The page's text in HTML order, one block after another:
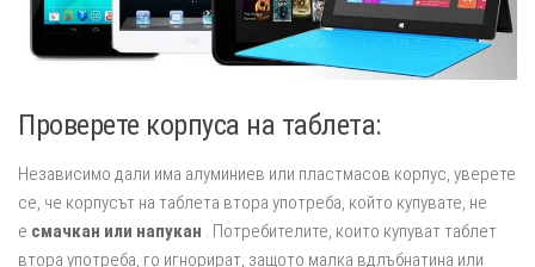
Проверете корпуса на таблета:
Независимо дали има алуминиев или пластмасов корпус, уверете
се, че корпусът на таблета втора употреба, който купувате, не
е смачкан или напукан . Потребителите, които купуват таблет
втора употреба, го игнорират, защото малка вдлъбнатина или